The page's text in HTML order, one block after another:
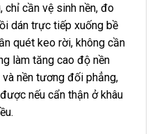
chỉ cần vệ sinh nền, đo
dán trực tiếp xuống bề
quét keo rời, không cần
làm tăng cao độ nền
nền tương đối phẳng,
nếu cẩn thận ở khâu